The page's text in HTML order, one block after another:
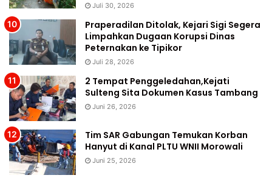
Juli 30, 2026
Praperadilan Ditolak, Kejari Sigi Segera
Limpahkan Dugaan Korupsi Dinas
Peternakan ke Tipikor
Juli 28, 2026
2 Tempat Penggeledahan,Kejati
Sulteng Sita Dokumen Kasus Tambang
Juni 26, 2026
Tim SAR Gabungan Temukan Korban
Hanyut di Kanal PLTU WNII Morowali
Juni 25, 2026